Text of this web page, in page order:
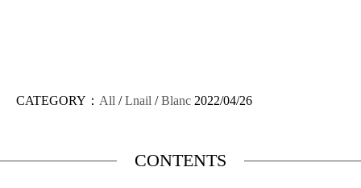
CATEGORY： All /Lnail /Blanc 2022/04/26
CONTENTS